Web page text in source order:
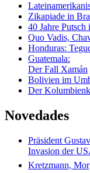
Zikapiade in
40 Jahre Putsch
Quo Vadis,
Honduras:
Guatemala:
Der Fall Xamán
Bolivien im
Der
Novedades
Präsident
Invasion der
Kretzmann,